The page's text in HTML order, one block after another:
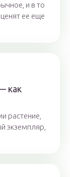
и в то
ее еще
как
растение,
экземпляр,